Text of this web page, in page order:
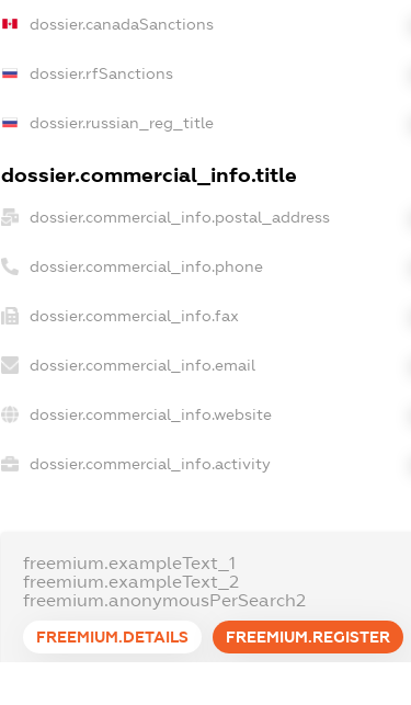
dossier.canadaSanctions
dossier.rfSanctions
dossier.russian_reg_title
dossier.commercial_info.title
dossier.commercial_info.postal_address
dossier.commercial_info.phone
dossier.commercial_info.fax
dossier.commercial_info.email
dossier.commercial_info.website
dossier.commercial_info.activity
freemium.exampleText_1
freemium.exampleText_2
freemium.anonymousPerSearch2
FREEMIUM.DETAILS FREEMIUM.REGISTER